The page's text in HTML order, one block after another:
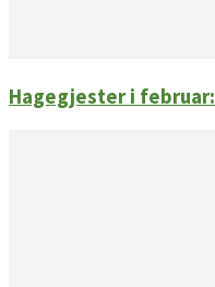
Hagegjester i februar: